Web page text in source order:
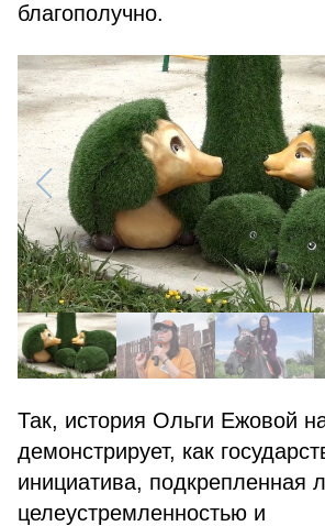
благополучно.
Так, история Ольги Ежовой
демонстрирует, как
инициатива, подкрепленная
целеустремленностью и